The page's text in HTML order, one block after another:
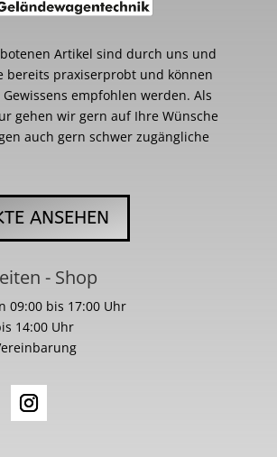
Artikel sind durch uns und
bereits praxiserprobt und können
empfohlen werden. Als
gehen wir gern auf Ihre Wünsche
auch gern schwer zugängliche
ANSEHEN
- Shop
09:00 bis 17:00 Uhr
14:00 Uhr